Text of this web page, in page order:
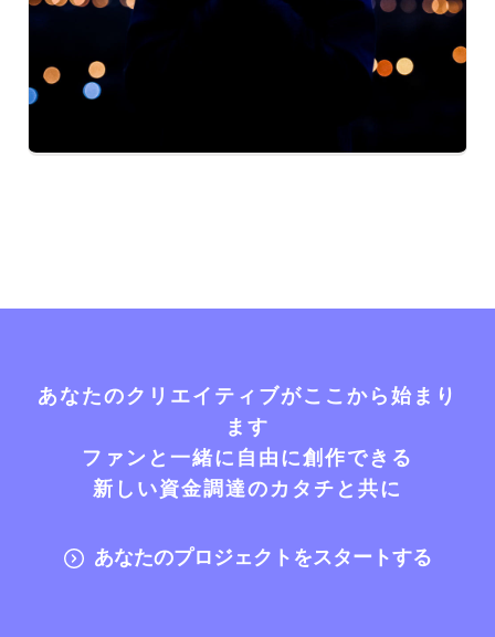
あなたのクリエイティブがここから始まり
ます
ファンと一緒に自由に創作できる
新しい資金調達のカタチと共に
あなたのプロジェクトをスタートする